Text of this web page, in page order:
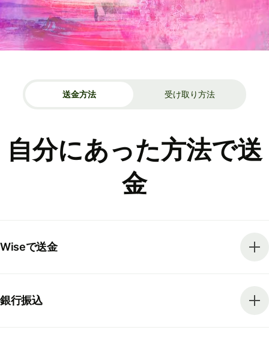
送金方法 受け取り方法
自分にあった方法で送
金
Wiseで送金
銀行振込